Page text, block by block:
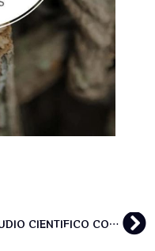
ESTUDIO CIENTIFICO CON CRITERIOS FUNDAMENTALES DE SALUD PÚBLICA INDICA QUE LA AYAHUASCA ES BENEFICIOSA E INTEGRABLE EN UN ESTILO DE VIDA SALUDABLE. LOS USUARIOS DE AYAHUASCA PUNTUARON POR ENCIMA DE LA POBLACIÓN GENERAL EN VARIOS INDICADORES DE SALUD FÍSICA , MENTAL Y ESPIRITUAL